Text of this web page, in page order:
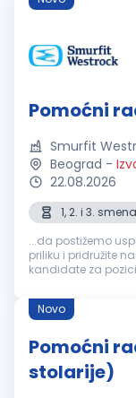
Pomoćni
Smurfit
Beograd -
22.08.2026
1, 2. i 3. smena
...da postižemo
priliku i pridružite
kandidate za
sečenje...
Novo
Pomoćni
stolarije)